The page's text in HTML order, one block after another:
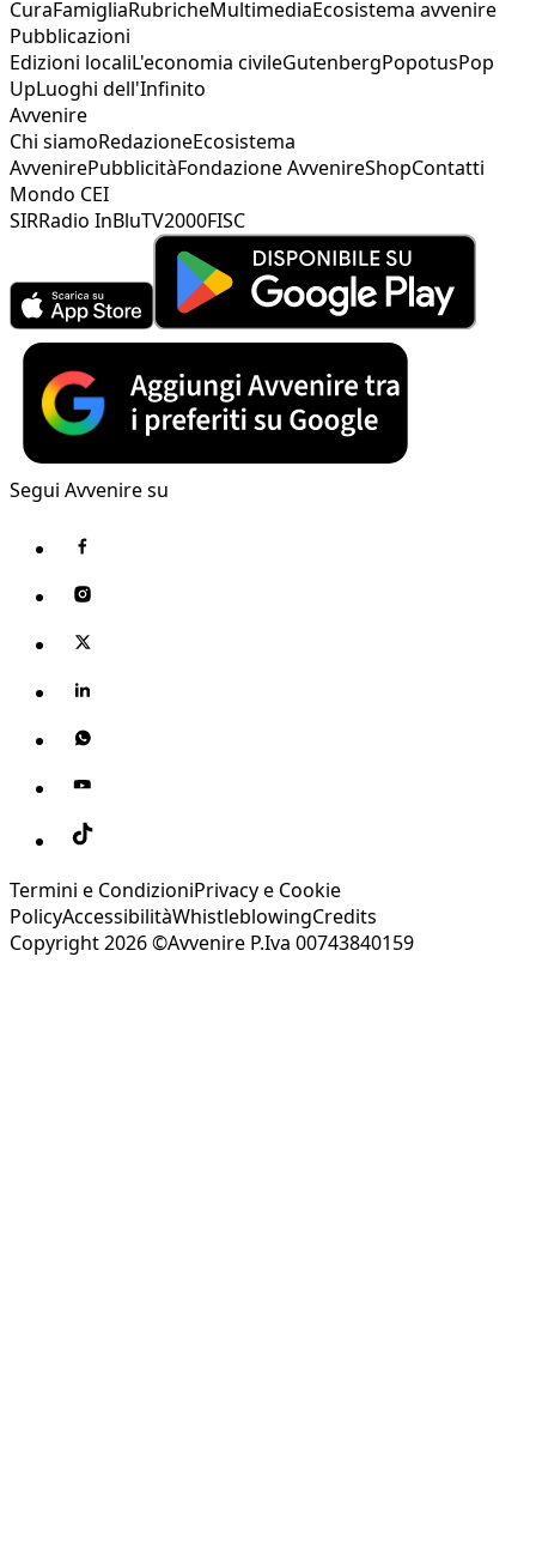
CuraFamigliaRubricheMultimediaEcosistema avvenire
Pubblicazioni
Edizioni localiL'economia civileGutenbergPopotusPop
UpLuoghi dell'Infinito
Avvenire
Chi siamoRedazioneEcosistema
AvvenirePubblicitàFondazione AvvenireShopContatti
Mondo CEI
SIRRadio InBluTV2000FISC
Segui Avvenire su
Termini e CondizioniPrivacy e Cookie
PolicyAccessibilitàWhistleblowingCredits
Copyright 2026 ©Avvenire P.Iva 00743840159